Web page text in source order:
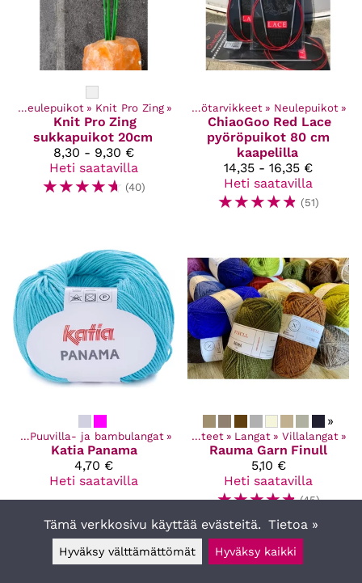
Neulepuikot ‪» Knit Pro Zing ‪»
Knit Pro Zing
sukkapuikot 20cm
8,30 - 9,30 €
Heti saatavilla
☆☆☆☆☆ (40)
Kaikki tuotteet ‪» Käsityötarvikkeet ‪» Neulepuikot ‪»
ChiaoGoo Red Lace
pyöröpuikot 80 cm
kaapelilla
14,35 - 16,35 €
Heti saatavilla
☆☆☆☆☆ (51)
‪» Puuvilla- ja bambulangat ‪»
Katia Panama
4,70 €
Heti saatavilla
»
Kaikki tuotteet ‪» Langat ‪» Villalangat ‪»
Rauma Garn Finull
5,10 €
Heti saatavilla
☆☆☆☆☆ (45)
Tämä verkkosivu käyttää evästeitä. Tietoa »
Hyväksy välttämättömät Hyväksy kaikki